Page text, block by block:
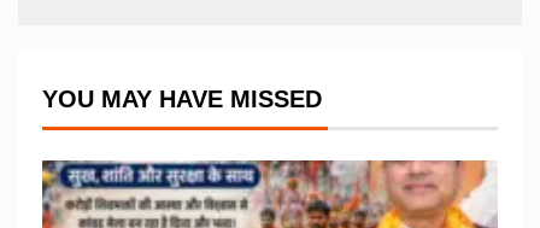
YOU MAY HAVE MISSED